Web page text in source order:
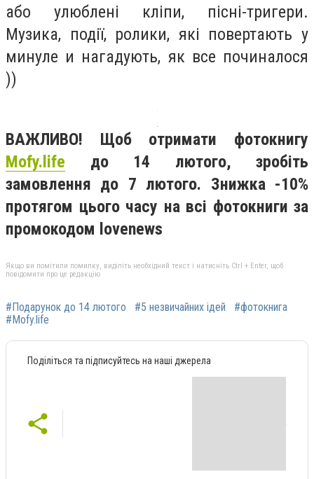
або улюблені кліпи, пісні-тригери.
Музика, події, ролики, які повертають у
минуле и нагадують, як все починалося
))
ВАЖЛИВО! Щоб отримати фотокнигу
Mofy.life до 14 лютого, зробіть
замовлення до 7 лютого. Знижка -10%
протягом цього часу на всі фотокниги за
промокодом lovenews
Якщо ви помітили помилку, виділіть необхідний текст і натисніть Ctrl + Enter, щоб
повідомити про це редакцію
#Подарунок до 14 лютого #5 незвичайних ідей
#фотокнига
#Mofy.life
Поділіться та підписуйтесь на наші джерела